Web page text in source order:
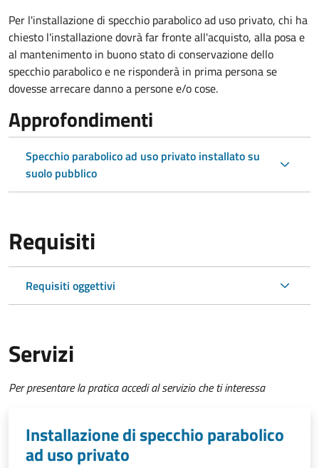
Per l'installazione di specchio parabolico ad uso privato, chi ha
chiesto l'installazione dovrà far fronte all'acquisto, alla posa e
al mantenimento in buono stato di conservazione dello
specchio parabolico e ne risponderà in prima persona se
dovesse arrecare danno a persone e/o cose.
Approfondimenti
Specchio parabolico ad uso privato installato su
suolo pubblico
Requisiti
Requisiti oggettivi
Servizi
Per presentare la pratica accedi al servizio che ti interessa
Installazione di specchio parabolico
ad uso privato